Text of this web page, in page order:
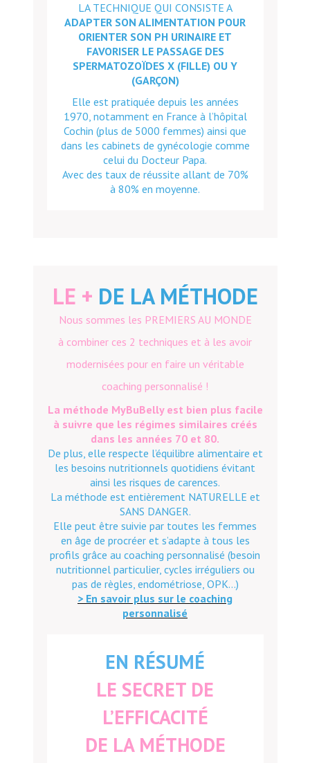
LA TECHNIQUE QUI CONSISTE A
ADAPTER SON ALIMENTATION POUR
ORIENTER SON PH URINAIRE ET
FAVORISER LE PASSAGE DES
SPERMATOZOÏDES X (FILLE) OU Y
(GARÇON)
Elle est pratiquée depuis les années
1970, notamment en France à l’hôpital
Cochin (plus de 5000 femmes) ainsi que
dans les cabinets de gynécologie comme
celui du Docteur Papa.
Avec des taux de réussite allant de 70%
à 80% en moyenne.
LE + DE LA MÉTHODE
Nous sommes les PREMIERS AU MONDE
à combiner ces 2 techniques et à les avoir
modernisées pour en faire un véritable
coaching personnalisé !
La méthode MyBuBelly est bien plus facile
à suivre que les régimes similaires créés
dans les années 70 et 80.
De plus, elle respecte l’équilibre alimentaire et
les besoins nutritionnels quotidiens évitant
ainsi les risques de carences.
La méthode est entièrement NATURELLE et
SANS DANGER.
Elle peut être suivie par toutes les femmes
en âge de procréer et s’adapte à tous les
profils grâce au coaching personnalisé (besoin
nutritionnel particulier, cycles irréguliers ou
pas de règles, endométriose, OPK…)
> En savoir plus sur le coaching
personnalisé
EN RÉSUMÉ
LE SECRET DE
L’EFFICACITÉ
DE LA MÉTHODE